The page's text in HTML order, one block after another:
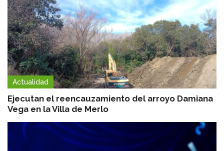
Actualidad
Ejecutan el reencauzamiento del arroyo Damiana
Vega en la Villa de Merlo